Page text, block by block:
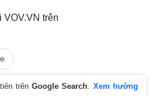
VOV.VN trên
trênGoogle Search
Xem hướng